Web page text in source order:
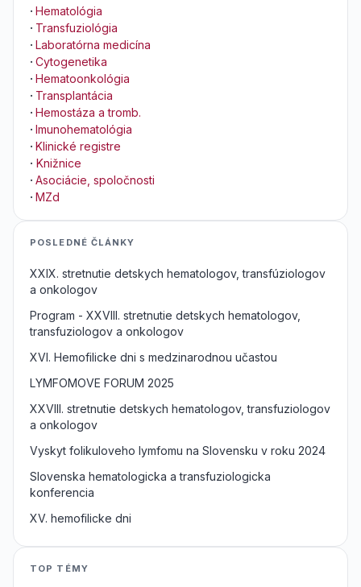
· Hematológia
· Transfuziológia
· Laboratórna medicína
· Cytogenetika
· Hematoonkológia
· Transplantácia
· Hemostáza a tromb.
· Imunohematológia
· Klinické registre
· Knižnice
· Asociácie, spoločnosti
· MZd
POSLEDNÉ ČLÁNKY
XXIX. stretnutie detskych hematologov, transfúziologov
a onkologov
Program - XXVIII. stretnutie detskych hematologov,
transfuziologov a onkologov
XVI. Hemofilicke dni s medzinarodnou učastou
LYMFOMOVE FORUM 2025
XXVIII. stretnutie detskych hematologov, transfuziologov
a onkologov
Vyskyt folikuloveho lymfomu na Slovensku v roku 2024
Slovenska hematologicka a transfuziologicka
konferencia
XV. hemofilicke dni
TOP TÉMY